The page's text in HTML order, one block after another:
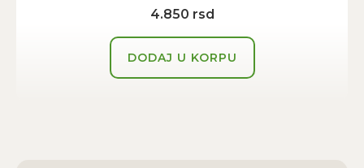
5.00
od 5
4.850 rsd
DODAJ U KORPU